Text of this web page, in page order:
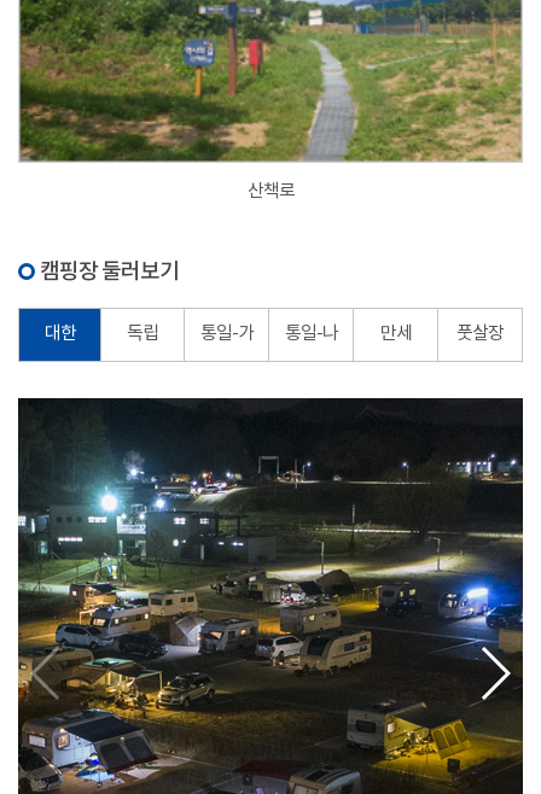
산책로
캠핑장 둘러보기
대한 독립 통일-가 통일-나 만세 풋살장